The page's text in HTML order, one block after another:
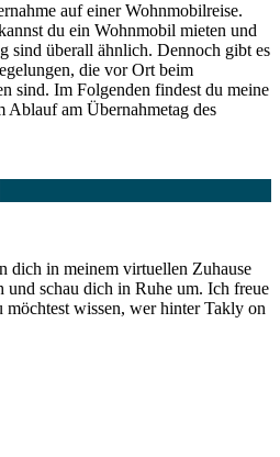
auf einer Wohnmobilreise.
du ein Wohnmobil mieten und
sind überall ähnlich. Dennoch gibt es
die vor Ort beim
sind. Im Folgenden findest du meine
Ablauf am Übernahmetag des
dich in meinem virtuellen Zuhause
und schau dich in Ruhe um. Ich freue
wissen, wer hinter Takly on